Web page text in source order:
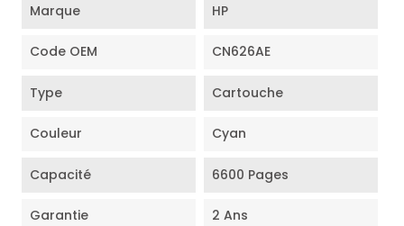
Marque HP
Code OEM CN626AE
Type Cartouche
Couleur Cyan
Capacité 6600 Pages
Garantie 2 Ans